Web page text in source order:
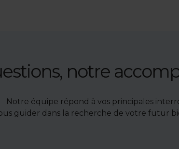
notre
Notre équipe répond à vos principales
guider dans la recherche de votre futur